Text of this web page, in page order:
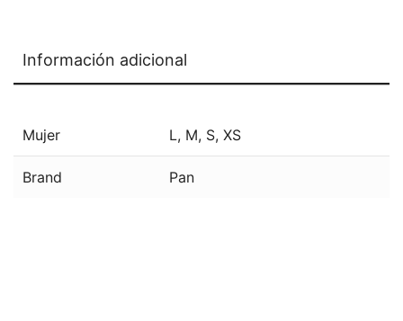
Información adicional
Mujer L, M, S, XS
Brand Pan